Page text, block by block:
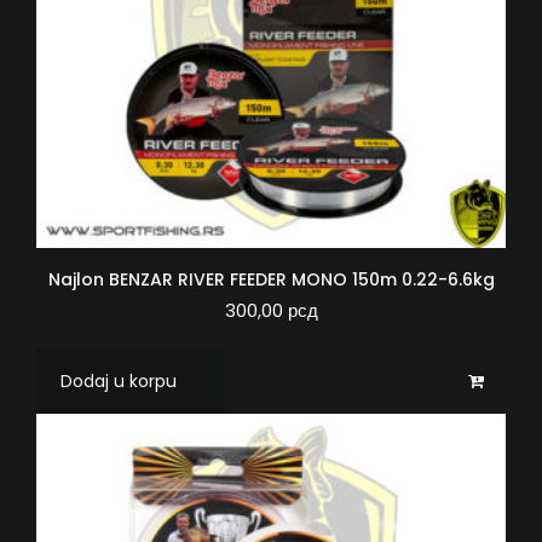
Najlon BENZAR RIVER FEEDER MONO 150m 0.22-6.6kg
300,00 рсд
Dodaj u korpu